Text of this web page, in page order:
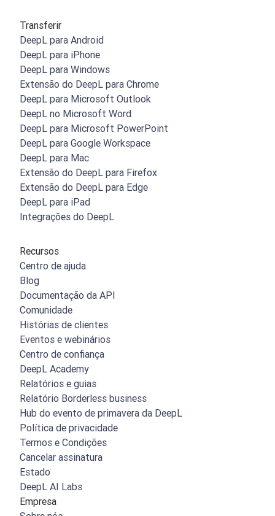
Transferir
DeepL para Android
DeepL para iPhone
DeepL para Windows
Extensão do DeepL para Chrome
DeepL para Microsoft Outlook
DeepL no Microsoft Word
DeepL para Microsoft PowerPoint
DeepL para Google Workspace
DeepL para Mac
Extensão do DeepL para Firefox
Extensão do DeepL para Edge
DeepL para iPad
Integrações do DeepL
Recursos
Centro de ajuda
Blog
Documentação da API
Comunidade
Histórias de clientes
Eventos e webinários
Centro de confiança
DeepL Academy
Relatórios e guias
Relatório Borderless business
Hub do evento de primavera da DeepL
Política de privacidade
Termos e Condições
Cancelar assinatura
Estado
DeepL AI Labs
Empresa